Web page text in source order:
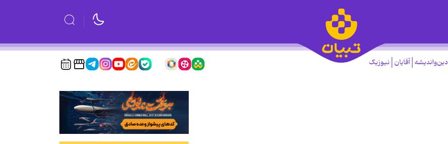
دین‌واندیشه آقایان نیوزیک